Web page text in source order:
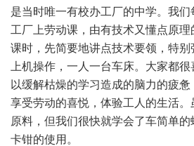
是当时唯一有校办工厂的中学。我
工厂上劳动课，由有技术又懂点原
课时，先简要地讲点技术要领，特
上机操作，一人一台车床。大家都
以缓解枯燥的学习造成的脑力的疲惫
享受劳动的喜悦，体验工人的生活
原料，但我们很快就学会了车简单
卡钳的使用。